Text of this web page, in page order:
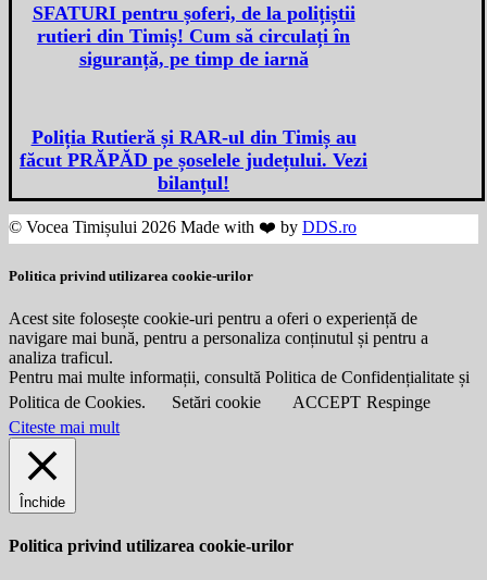
SFATURI pentru șoferi, de la polițiștii
rutieri din Timiș! Cum să circulați în
siguranță, pe timp de iarnă
Poliția Rutieră și RAR-ul din Timiș au
făcut PRĂPĂD pe șoselele județului. Vezi
bilanțul!
© Vocea Timișului 2026 Made with ❤️ by DDS.ro
Politica privind utilizarea cookie-urilor
Acest site folosește cookie-uri pentru a oferi o experiență de
navigare mai bună, pentru a personaliza conținutul și pentru a
analiza traficul.
Pentru mai multe informații, consultă Politica de Confidențialitate și
Politica de Cookies.
Setări cookie ACCEPT Respinge
Citeste mai mult
Închide
Politica privind utilizarea cookie-urilor